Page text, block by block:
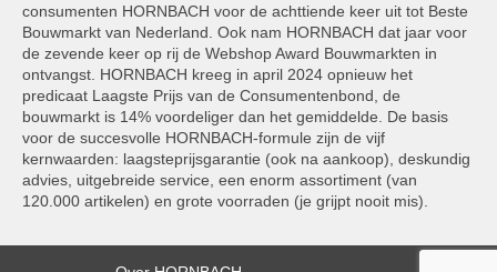
consumenten HORNBACH voor de achttiende keer uit tot Beste
Bouwmarkt van Nederland. Ook nam HORNBACH dat jaar voor
de zevende keer op rij de Webshop Award Bouwmarkten in
ontvangst. HORNBACH kreeg in april 2024 opnieuw het
predicaat Laagste Prijs van de Consumentenbond, de
bouwmarkt is 14% voordeliger dan het gemiddelde. De basis
voor de succesvolle HORNBACH-formule zijn de vijf
kernwaarden: laagsteprijsgarantie (ook na aankoop), deskundig
advies, uitgebreide service, een enorm assortiment (van
120.000 artikelen) en grote voorraden (je grijpt nooit mis).